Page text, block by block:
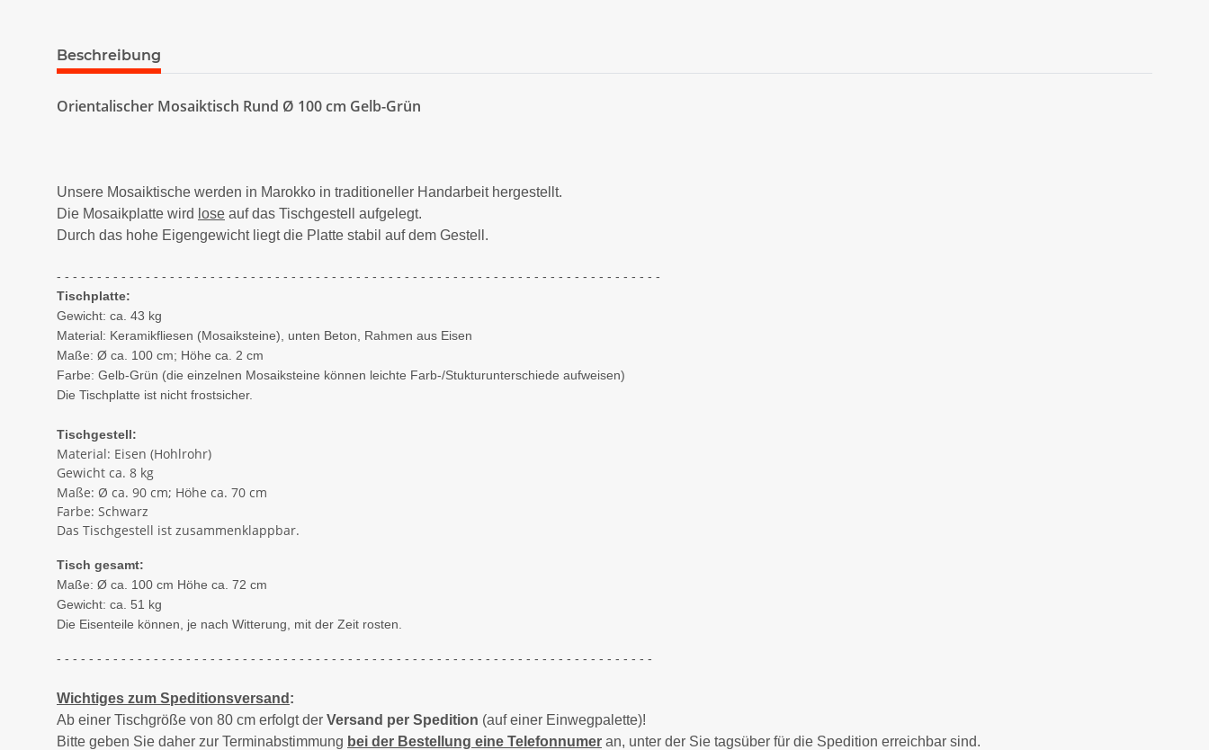
Beschreibung
Orientalischer Mosaiktisch Rund Ø 100 cm Gelb-Grün
Unsere Mosaiktische werden in Marokko in traditioneller Handarbeit hergestellt.
Die Mosaikplatte wird lose auf das Tischgestell aufgelegt.
Durch das hohe Eigengewicht liegt die Platte stabil auf dem Gestell.
- - - - - - - - - - - - - - - - - - - - - - - - - - - - - - - - - - - - - - - - - - - - - - - - - - - - - - - - - - - - - - - - - - - - - - - - - - -
Tischplatte:
Gewicht: ca. 43 kg
Material: Keramikfliesen (Mosaiksteine), unten Beton, Rahmen aus Eisen
Maße: Ø ca. 100 cm; Höhe ca. 2 cm
Farbe: Gelb-Grün (die einzelnen Mosaiksteine können leichte Farb-/Stukturunterschiede aufweisen)
Die Tischplatte ist nicht frostsicher.
Tischgestell:
Material: Eisen (Hohlrohr)
Gewicht ca. 8 kg
Maße: Ø ca. 90 cm; Höhe ca. 70 cm
Farbe: Schwarz
Das Tischgestell ist zusammenklappbar.
Tisch gesamt:
Maße: Ø ca. 100 cm Höhe ca. 72 cm
Gewicht: ca. 51 kg
Die Eisenteile können, je nach Witterung, mit der Zeit rosten.
- - - - - - - - - - - - - - - - - - - - - - - - - - - - - - - - - - - - - - - - - - - - - - - - - - - - - - - - - - - - - - - - - - - - - - - - - -
Wichtiges zum Speditionsversand :
Ab einer Tischgröße von 80 cm erfolgt der Versand per Spedition (auf einer Einwegpalette)!
Bitte geben Sie daher zur Terminabstimmung bei der Bestellung eine Telefonnumer an, unter der Sie tagsüber für die Spedition erreichbar sind.